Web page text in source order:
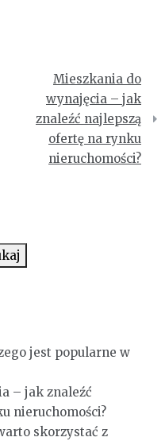
Mieszkania do
wynajęcia – jak
znaleźć najlepszą
ofertę na rynku
nieruchomości?
jest popularne w
– jak znaleźć
nieruchomości?
skorzystać z